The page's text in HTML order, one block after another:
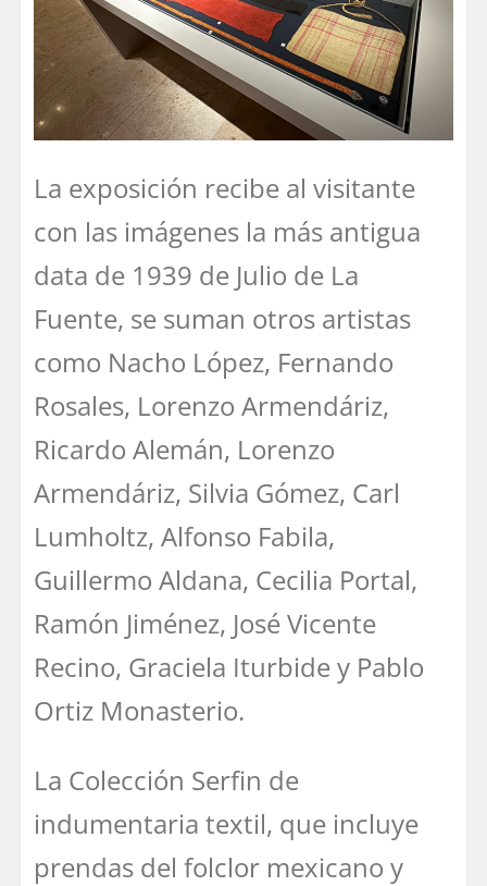
La exposición recibe al visitante
con las imágenes la más antigua
data de 1939 de Julio de La
Fuente, se suman otros artistas
como Nacho López, Fernando
Rosales, Lorenzo Armendáriz,
Ricardo Alemán, Lorenzo
Armendáriz, Silvia Gómez, Carl
Lumholtz, Alfonso Fabila,
Guillermo Aldana, Cecilia Portal,
Ramón Jiménez, José Vicente
Recino, Graciela Iturbide y Pablo
Ortiz Monasterio.
La Colección Serfin de
indumentaria textil, que incluye
prendas del folclor mexicano y